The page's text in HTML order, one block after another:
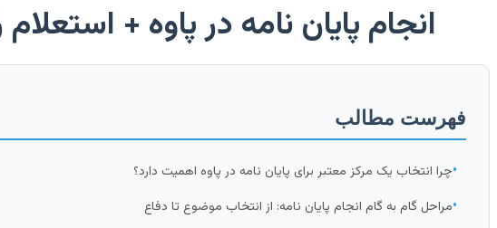
انجام پایان نامه در پاوه +
فهرست مطالب
•چرا انتخاب یک مرکز معتبر برای پایان نامه در پاوه اهمیت دارد؟
•مراحل گام به گام انجام پایان نامه: از انتخاب موضوع تا دفاع